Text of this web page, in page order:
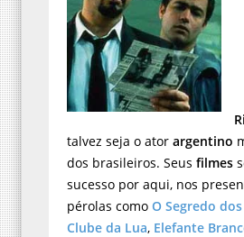
talvez seja o ator argentino
dos brasileiros. Seus filmes
sucesso por aqui, nos
pérolas como O Segredo
Clube da Lua, Elefante